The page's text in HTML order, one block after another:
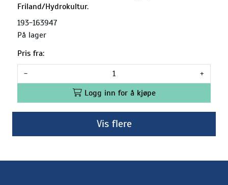
Friland/Hydrokultur.
193-163947
På lager
Pris fra:
-
+
Logg inn for å kjøpe
Vis flere